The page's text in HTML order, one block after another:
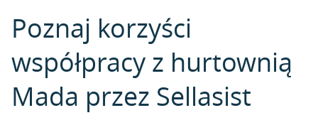
Poznaj korzyści
współpracy z hurtownią
Mada przez Sellasist